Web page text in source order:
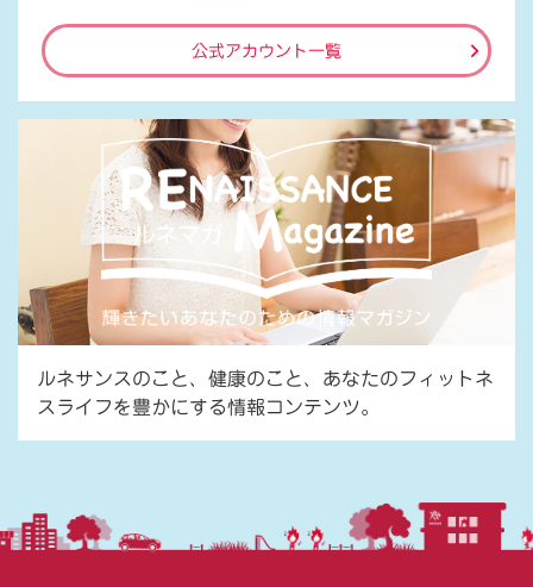
公式アカウント一覧
ルネサンスのこと、健康のこと、あなたのフィットネ
スライフを豊かにする情報コンテンツ。